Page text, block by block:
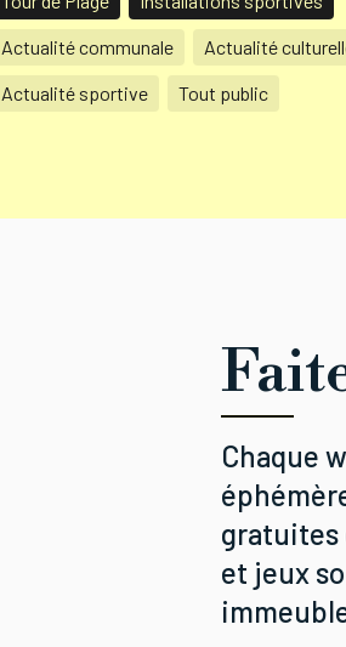
Actualité communale
Actualité
Actualité sportive
Tout public
Chaque
gratuites
et jeux